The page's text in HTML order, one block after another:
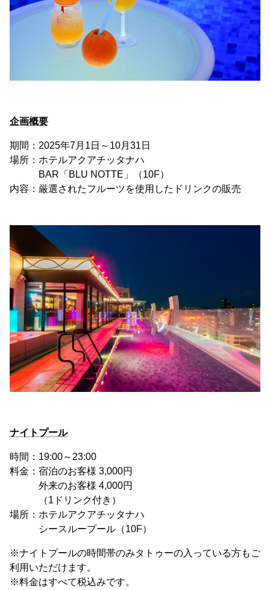
企画概要
期間：2025年7月1日～10月31日
場所：ホテルアクアチッタナハ
BAR「BLU NOTTE」（10F）
内容：厳選されたフルーツを使用したドリンクの販売
ナイトプール
時間：19:00～23:00
料金：宿泊のお客様 3,000円
外来のお客様 4,000円
（1ドリンク付き）
場所：ホテルアクアチッタナハ
シースループール（10F）
※ナイトプールの時間帯のみタトゥーの入っている方もご
利用いただけます。
※料金はすべて税込みです。